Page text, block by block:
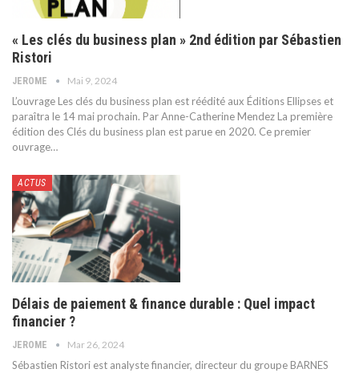
« Les clés du business plan » 2nd édition par Sébastien
Ristori
JEROME Mai 9, 2024
L’ouvrage Les clés du business plan est réédité aux Éditions Ellipses et
paraîtra le 14 mai prochain. Par Anne-Catherine Mendez La première
édition des Clés du business plan est parue en 2020. Ce premier
ouvrage…
ACTUS
Délais de paiement & finance durable : Quel impact
financier ?
JEROME Mar 26, 2024
Sébastien Ristori est analyste financier, directeur du groupe BARNES